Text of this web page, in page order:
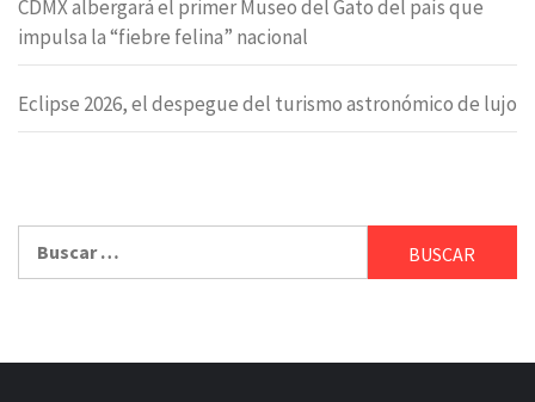
CDMX albergará el primer Museo del Gato del país que
impulsa la “fiebre felina” nacional
Eclipse 2026, el despegue del turismo astronómico de lujo